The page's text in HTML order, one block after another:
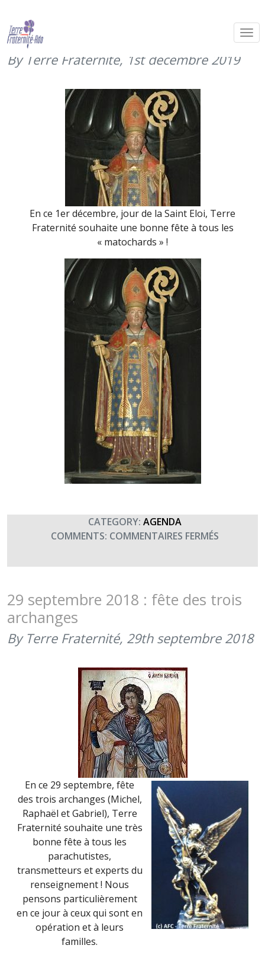
Saint Eloi, patron du matériel (1er
décembre 2019)
By Terre Fraternité, 1st décembre 2019
En ce 1er décembre, jour de la Saint Eloi, Terre
Fraternité souhaite une bonne fête à tous les
« matochards » !
CATEGORY: AGENDA
COMMENTS: COMMENTAIRES FERMÉS
ELOI,
MATÉRIEL
DÉCEMBRE
29 septembre 2018 : fête des trois
archanges
By Terre Fraternité, 29th septembre 2018
En ce 29 septembre, fête
des trois archanges (Michel,
Raphaël et Gabriel), Terre
Fraternité souhaite une très
bonne fête à tous les
parachutistes,
transmetteurs et experts du
renseignement ! Nous
pensons particulièrement
en ce jour à ceux qui sont en
opération et à leurs
familles.